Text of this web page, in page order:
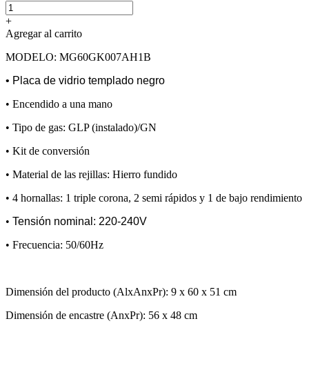
+
Agregar al carrito
MODELO: MG60GK007AH1B
• Placa de vidrio templado negro
• Encendido a una mano
• Tipo de gas: GLP (instalado)/GN
• Kit de conversión
• Material de las rejillas: Hierro fundido
• 4 hornallas: 1 triple corona, 2 semi rápidos y 1 de bajo rendimiento
• Tensión nominal: 220-240V
• Frecuencia: 50/60Hz
Dimensión del producto (AlxAnxPr): 9 x 60 x 51 cm
Dimensión de encastre (AnxPr): 56 x 48 cm